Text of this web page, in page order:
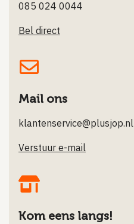
085 024 0044
Bel direct
Mail ons
klantenservice@plusjop.nl
Verstuur e-mail
Kom eens langs!